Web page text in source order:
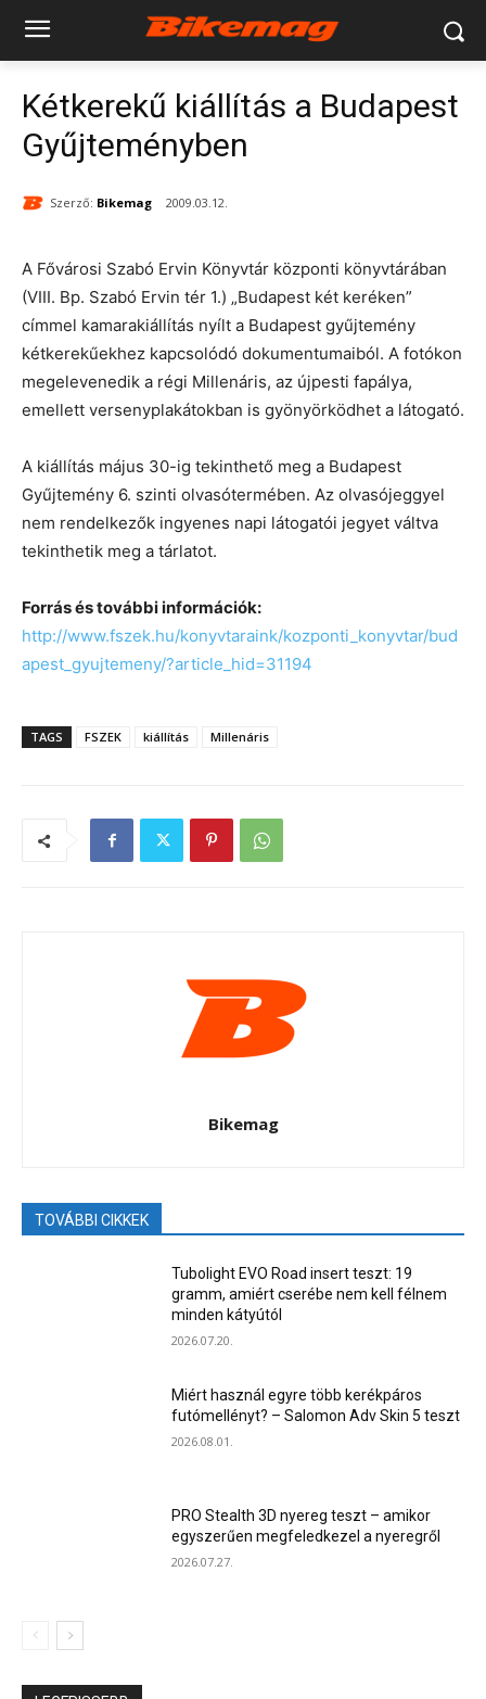
Kétkerekű kiállítás a Budapest
Gyűjteményben
Szerző: Bikemag 2009.03.12.
A Fővárosi Szabó Ervin Könyvtár központi könyvtárában
(VIII. Bp. Szabó Ervin tér 1.) „Budapest két keréken”
címmel kamarakiállítás nyílt a Budapest gyűjtemény
kétkerekűekhez kapcsolódó dokumentumaiból. A fotókon
megelevenedik a régi Millenáris, az újpesti fapálya,
emellett versenyplakátokban is gyönyörködhet a látogató.
A kiállítás május 30-ig tekinthető meg a Budapest
Gyűjtemény 6. szinti olvasótermében. Az olvasójeggyel
nem rendelkezők ingyenes napi látogatói jegyet váltva
tekinthetik meg a tárlatot.
Forrás és további információk:
http://www.fszek.hu/konyvtaraink/kozponti_konyvtar/bud
apest_gyujtemeny/?article_hid=31194
TAGS FSZEK kiállítás Millenáris
Bikemag
TOVÁBBI CIKKEK
Tubolight EVO Road insert teszt: 19
gramm, amiért cserébe nem kell félnem
minden kátyútól
2026.07.20.
Miért használ egyre több kerékpáros
futómellényt? – Salomon Adv Skin 5 teszt
2026.08.01.
PRO Stealth 3D nyereg teszt – amikor
egyszerűen megfeledkezel a nyeregről
2026.07.27.